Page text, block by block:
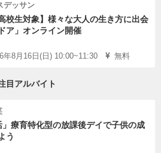
デッサン
校生対象】様々な大人の生き方に出会
ア」オンライン開催
年8月16日(日) 10:00~11:30 無料
目アルバイト
」療育特化型の放課後デイで子供の成
う